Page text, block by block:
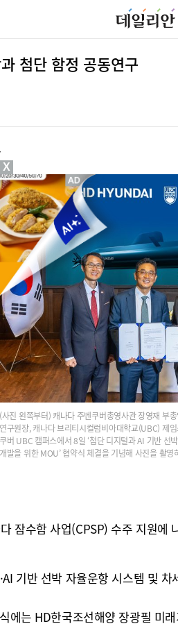
첨단 함정 공동연구
(사진 왼쪽부터) 캐나다 주벤쿠버총영사관 장영재 부
연구원장, 캐나다 브리티시컬럼비아대학교(UBC) 제
쿠버 UBC 캠퍼스에서 8일 ‘첨단 디지털과 AI 기반 선
개발을 위한 MOU’ 협약식 체결을 기념해 사진을 촬
잠수함 사업(CPSP) 수주 지원에
기반 선박 자율운항 시스템 및
는 HD한국조선해양 장광필 미
X